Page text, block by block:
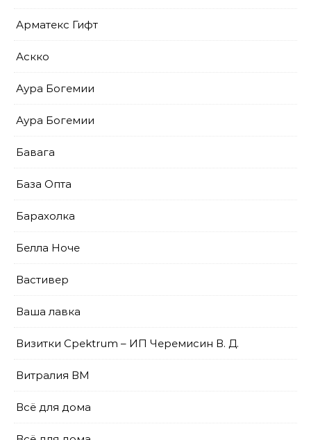
Арматекс Гифт
Аскко
Аура Богемии
Аура Богемии
Бавага
База Опта
Барахолка
Белла Ноче
Вастивер
Ваша лавка
Визитки Cpektrum – ИП Черемисин В. Д.
Витралия ВМ
Всё для дома